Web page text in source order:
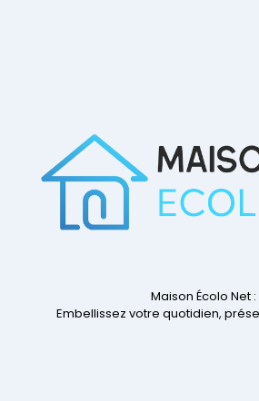
Maison Écolo Net :
Embellissez votre quotidien,